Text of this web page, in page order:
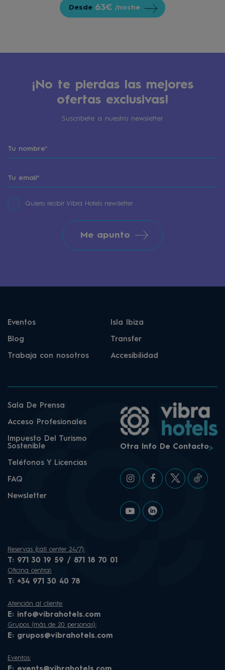
Desde 63€ /noche
¡No te pierdas las mejores
ofertas exclusivas!
Suscribete a nuestro newsletter
Quiero recibir Vibra Hotels newsletter.
Me apunto
Eventos Isla Ibiza
Blog Transfer
Trabaja con nosotros Accesibilidad
Sala De Prensa
Acceso Profesionales
Impuesto Del Turismo
Sostenible
Teléfonos Y Licencias
FAQ
Newsletter
Otra Info De Contacto
Reservas (call center 24/7):
T: 971 30 19 59 / 871 18 70 01
Oficina central:
T: +34 971 30 40 78
Atención al cliente:
E: info@vibrahotels.com
Grupos (más de 20 personas):
E: grupos@vibrahotels.com
Eventos: